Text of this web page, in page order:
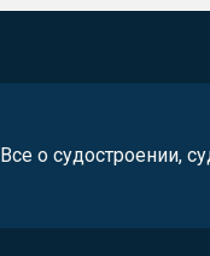
Все о судостроении,